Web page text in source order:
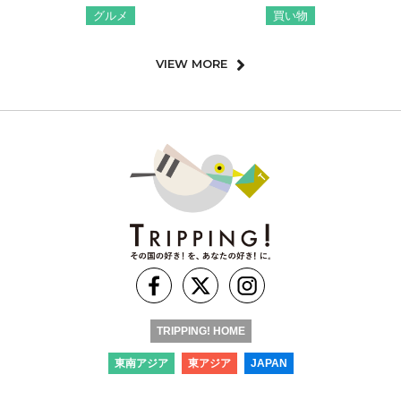
グルメ 買い物
VIEW MORE
TRIPPING! HOME
東南アジア 東アジア JAPAN